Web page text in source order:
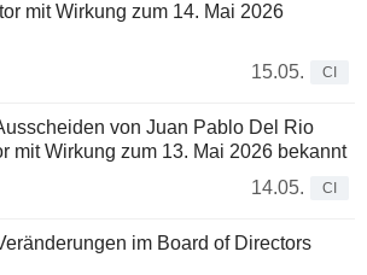
mit Wirkung zum 14. Mai 2026
15.05.
CI
von Juan Pablo Del Rio
mit Wirkung zum 13. Mai 2026 bekannt
14.05.
CI
im Board of Directors